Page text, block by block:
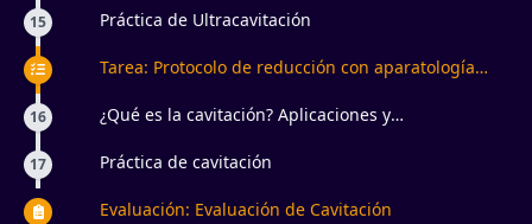
15 Práctica de Ultracavitación
Tarea: Protocolo de reducción con aparatología
16
¿Qué es la cavitación? Aplicaciones y
17 Práctica de cavitación
Evaluación: Evaluación de Cavitación